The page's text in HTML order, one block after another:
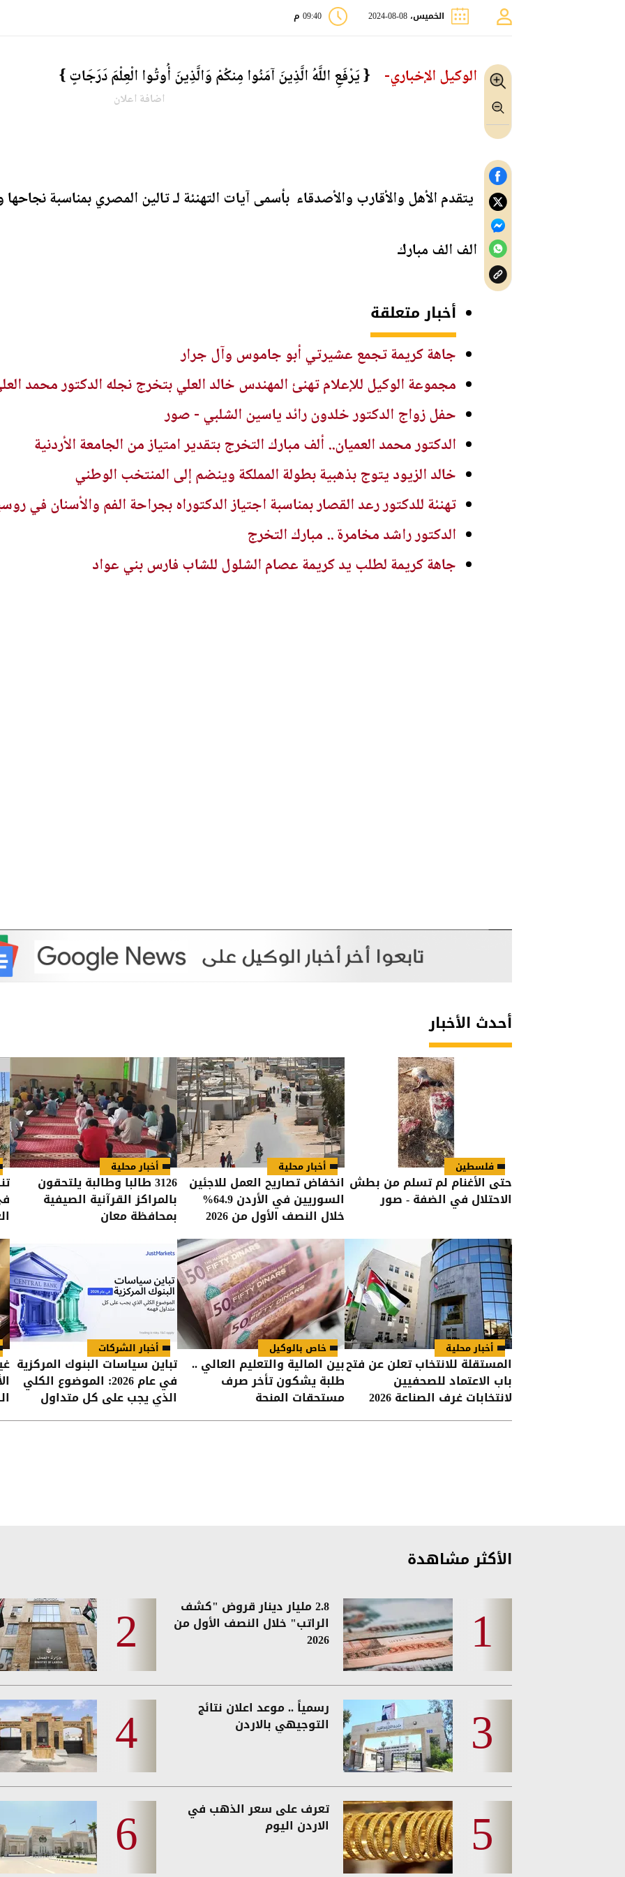
الخميس، 08-08-2024 09:40 م
الوكيل الإخباري- { ‏‏يَرْفَعِ اللَّهُ الَّذِينَ آمَنُوا مِنكُمْ وَالَّذِينَ أُوتُوا الْعِلْمَ دَرَجَاتٍ }
اضافة اعلان
يتقدم الأهل والأقارب والأصدقاء بأسمى آيات التهنئة لـ تالين المصري بمناسبة نجاحها
الف الف مبارك
أخبار متعلقة
جاهة كريمة تجمع عشيرتي أبو جاموس وآل جرار
مجموعة الوكيل للإعلام تهنئ المهندس خالد العلي بتخرج نجله الدكتور محمد
حفل زواج الدكتور خلدون رائد ياسين الشلبي - صور
الدكتور محمد العميان.. ألف مبارك التخرج بتقدير امتياز من الجامعة الأردنية
خالد الزيود يتوج بذهبية بطولة المملكة وينضم إلى المنتخب الوطني
تهنئة للدكتور رعد القصار بمناسبة اجتياز الدكتوراه بجراحة الفم والأسنان في
الدكتور راشد مخامرة .. مبارك التخرج
جاهة كريمة لطلب يد كريمة عصام الشلول للشاب فارس بني عواد
أحدث الأخبار
فلسطين
حتى الأغنام لم تسلم من بطش
الاحتلال في الضفة - صور
أخبار محلية
انخفاض تصاريح العمل للاجئين
السوريين في الأردن 64.9%
خلال النصف الأول من 2026
أخبار محلية
3126 طالبا وطالبة يلتحقون
بالمراكز القرآنية الصيفية
بمحافظة معان
أخبار محلية
المستقلة للانتخاب تعلن عن فتح
باب الاعتماد للصحفيين
لانتخابات غرف الصناعة 2026
خاص بالوكيل
بين المالية والتعليم العالي ..
طلبة يشكون تأخر صرف
مستحقات المنحة
أخبار الشركات
تباين سياسات البنوك المركزية
في عام 2026: الموضوع الكلي
الذي يجب على كل متداول
فهمه
الأكثر مشاهدة
2.8 مليار دينار قروض "كشف
الراتب" خلال النصف الأول من
2026
رسمياً .. موعد اعلان نتائج
التوجيهي بالاردن
تعرف على سعر الذهب في
الاردن اليوم